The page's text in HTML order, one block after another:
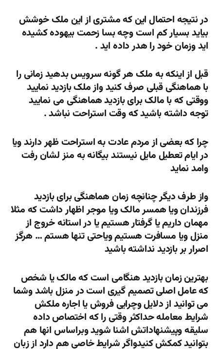
در نتیجه احتمال این که مشتری از این ملک خوشش
بیاید بسیار کم است وچه بسا زحمت بیهوده کشیده
اید وزمان خود را هدر داده اید .
قبل از اینکه به ملک هر گونه سرویس بدهید زمانی را
با هماهنگی قبلی صرف کنید واز ملک بازدید نمایید
ووقتی که با مالک برای بازدید هماهنگی می نمایید
توجه داشته باشید که وقت استراحت نباشد .
چرا که بعضی از مردم عادت به استراحت ظهر دارند ویا
در ایام تعطیل مایل نیستند بیگانه به منز لشان رفت
وامد نماید
واز طرف دیگر چنانچه زمان هماهنگی برای بازدید
فرزندان ویا همسر مالک ویا موجر اظهار داشت که مثلا
مهمان داریم یا گرفتار هستیم یا در استانه خروج از
منزل ویا مسافرت هستیم ویاحتی تنها هستم … هرگز
اصرار بر بازدید نداشته باشید
بهترین زمان بازدید هنگامی است که مالک یا شخص
که عامل اصلی تصمیم گیری است در منزل باشد وشما
می توانید از دلایل وچرایی فروش یا اجاره ملکش
شرایط معامله حداکثر وقتی را که اختصاص داده
سلیقه وپیشنهاداتش اشنا شوید وبراساس انها هم
بتوانید کمکش کنیدواگر شرایط خاصی هم دارد از زبان